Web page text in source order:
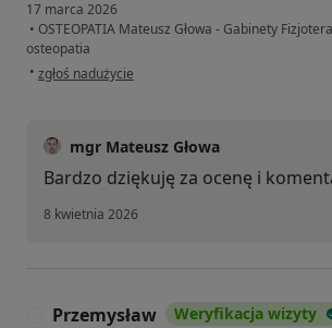
17 marca 2026
• OSTEOPATIA Mateusz Głowa - Gabinety
osteopatia
• w opinii użytkownika Nikola
zgłoś nadużycie
mgr Mateusz Głowa
Bardzo dziękuję za ocenę i
8 kwietnia 2026
Przemysław Weryfikacja wizyty